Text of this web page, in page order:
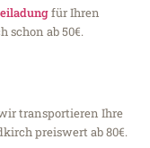
für Ihren
schon ab 50€.
transportieren Ihre
preiswert ab 80€.